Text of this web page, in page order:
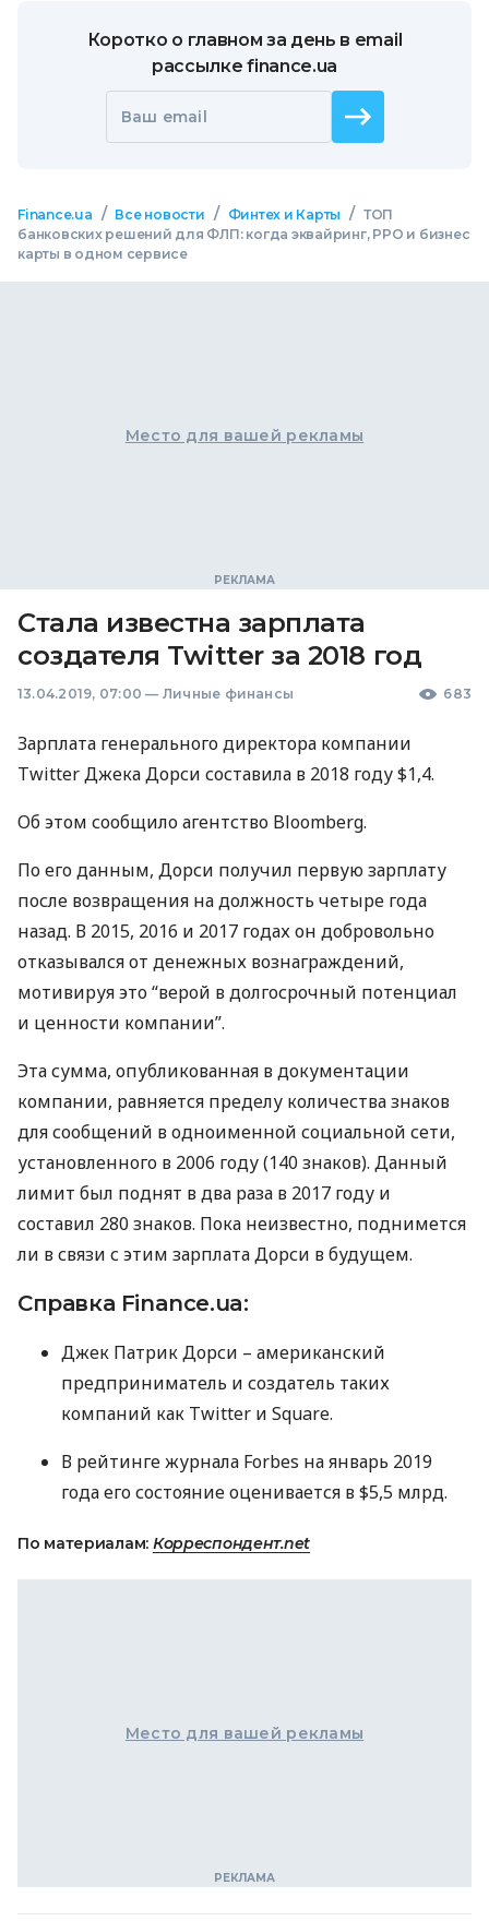
Коротко о главном за день в email
рассылке finance.ua
Ваш email
Finance.ua / Все новости / Финтех и Карты / ТОП
банковских решений для ФЛП: когда эквайринг, РРО и бизнес
карты в одном сервисе
Место для вашей рекламы
Стала известна зарплата
создателя Twitter за 2018 год
13.04.2019, 07:00 — Личные финансы 683
Зарплата генерального директора компании
Twitter Джека Дорси составила в 2018 году $1,4.
Об этом сообщило агентство Bloomberg.
По его данным, Дорси получил первую зарплату
после возвращения на должность четыре года
назад. В 2015, 2016 и 2017 годах он добровольно
отказывался от денежных вознаграждений,
мотивируя это “верой в долгосрочный потенциал
и ценности компании”.
Эта сумма, опубликованная в документации
компании, равняется пределу количества знаков
для сообщений в одноименной социальной сети,
установленного в 2006 году (140 знаков). Данный
лимит был поднят в два раза в 2017 году и
составил 280 знаков. Пока неизвестно, поднимется
ли в связи с этим зарплата Дорси в будущем.
Справка Finance.ua:
Джек Патрик Дорси – американский
предприниматель и создатель таких
компаний как Twitter и Square.
В рейтинге журнала Forbes на январь 2019
года его состояние оценивается в $5,5 млрд.
По материалам: Корреспондент.net
Место для вашей рекламы